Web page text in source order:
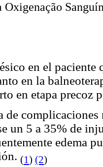
Oxigenação
en el
en la
en etapa precoz
complicaciones
un 5 a 35% de
edema
(1) (2)